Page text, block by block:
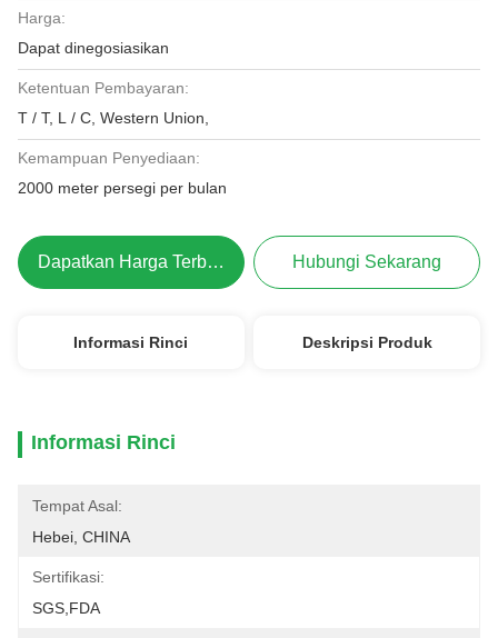
Harga:
Dapat dinegosiasikan
Ketentuan Pembayaran:
T / T, L / C, Western Union,
Kemampuan Penyediaan:
2000 meter persegi per bulan
Dapatkan Harga Terbaik Hubungi Sekarang
Informasi Rinci Deskripsi Produk
Informasi Rinci
Tempat Asal:
Hebei, CHINA
Sertifikasi:
SGS,FDA